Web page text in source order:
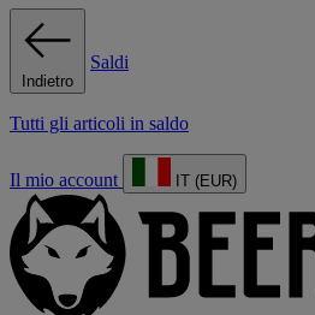
Indietro
Saldi
Tutti gli articoli in saldo
Il mio account IT (EUR)